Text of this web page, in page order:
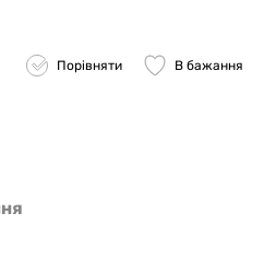
Порівняти В бажання